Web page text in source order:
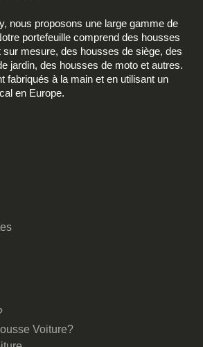
nous proposons une large gamme de
portefeuille comprend des housses
sur mesure, des housses de siège, des
jardin, des housses de moto et autres.
fabriqués à la main et en utilisant un
en Europe.
Voiture?